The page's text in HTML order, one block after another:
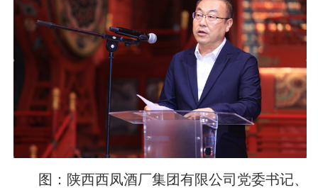
图：陕西西凤酒厂集团有限公司党委书记、